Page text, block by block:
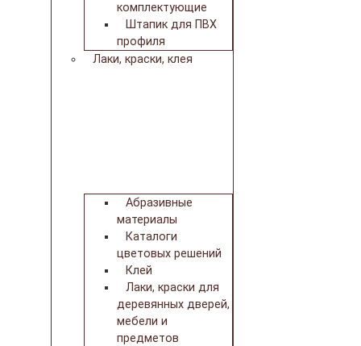
комплектующие
Штапик для ПВХ
профиля
Лаки, краски, клея
Абразивные
материалы
Каталоги
цветовых решений
Клей
Лаки, краски для
деревянных дверей,
мебели и
предметов